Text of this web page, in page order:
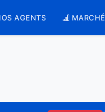
AGENTS MARCHÉ